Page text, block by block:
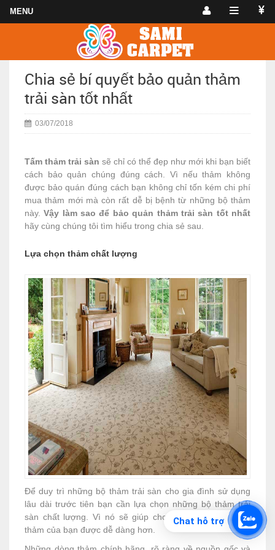
Chia sẻ bí quyết bảo quản thảm
trải sàn tốt nhất
03/07/2018
Tấm thảm trải sàn sẽ chỉ có thể đẹp như mới khi bạn biết
cách bảo quản chúng đúng cách. Vì nếu thảm không
được bảo quán đúng cách bạn không chỉ tốn kém chi phí
mua thảm mới mà còn rất dễ bị bệnh từ những bộ thảm
này.Vậy làm sao để bảo quản thảm trải sàn tốt nhất
hãy cùng chúng tôi tìm hiểu trong chia sẻ sau.
Lựa chọn thảm chất lượng
Để duy trì những bộ thảm trải sàn cho gia đình sử dụng
lâu dài trước tiên bạn cần lựa chọn những bộ thảm trải
sàn chất lượng. Vì nó sẽ giúp cho quá trình bảo quản
thảm của bạn được dễ dàng hơn.
Chat hỗ trợ